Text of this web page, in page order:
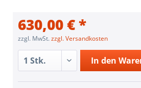
630,00 € *
zzgl. MwSt.zzgl. Versandkosten
In den